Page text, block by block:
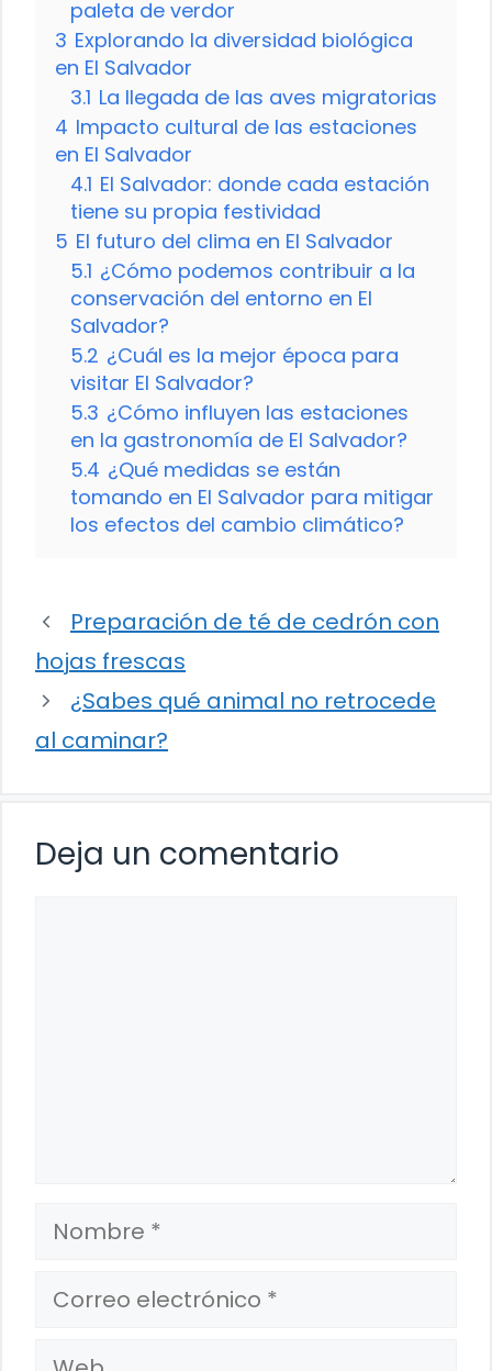
paleta de verdor
3 Explorando la diversidad biológica
en El Salvador
3.1 La llegada de las aves migratorias
4 Impacto cultural de las estaciones
en El Salvador
4.1 El Salvador: donde cada estación
tiene su propia festividad
5 El futuro del clima en El Salvador
5.1 ¿Cómo podemos contribuir a la
conservación del entorno en El
Salvador?
5.2 ¿Cuál es la mejor época para
visitar El Salvador?
5.3 ¿Cómo influyen las estaciones
en la gastronomía de El Salvador?
5.4 ¿Qué medidas se están
tomando en El Salvador para mitigar
los efectos del cambio climático?
Preparación de té de cedrón con
hojas frescas
¿Sabes qué animal no retrocede
al caminar?
Deja un comentario
Nombre
Correo
electrónico
Web